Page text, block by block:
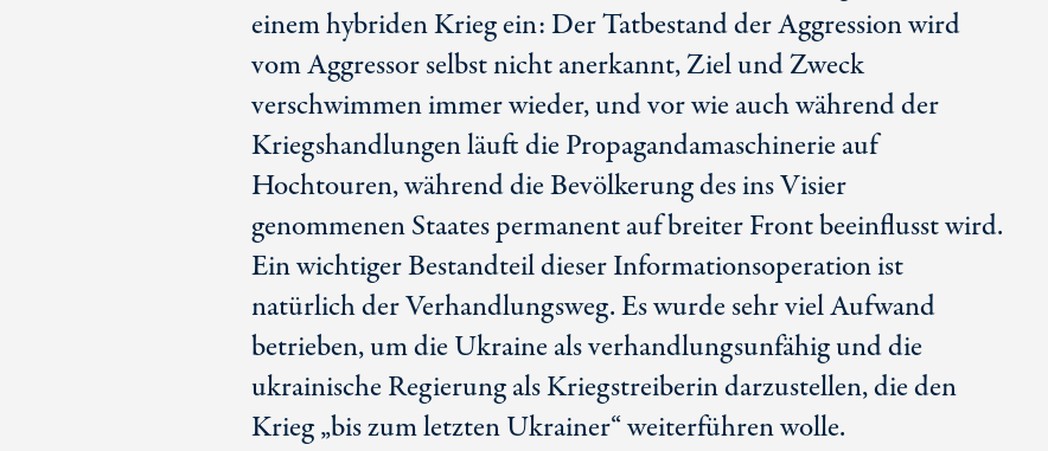
einem hybriden Krieg ein: Der Tatbestand der Aggression wird
vom Aggressor selbst nicht anerkannt, Ziel und Zweck
verschwimmen immer wieder, und vor wie auch während der
Kriegshandlungen läuft die Propagandamaschinerie auf
Hochtouren, während die Bevölkerung des ins Visier
genommenen Staates permanent auf breiter Front beeinflusst wird.
Ein wichtiger Bestandteil dieser Informationsoperation ist
natürlich der Verhandlungsweg. Es wurde sehr viel Aufwand
betrieben, um die Ukraine als verhandlungsunfähig und die
ukrainische Regierung als Kriegstreiberin darzustellen, die den
Krieg „bis zum letzten Ukrainer“ weiterführen wolle.